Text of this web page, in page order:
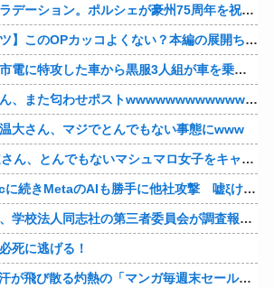
まさかの「上下」グラデーション。ポルシェが豪州75周年を祝う特別モデル「911 Turbo S Land Down Under」を発表、1951年の「見果てぬ夢」が内外装に再現
【仮面ライダーゼッツ】このOPカッコよくない？本編の展開ちゃんと反映してて完成度高いし
【動画あり】鹿児島市電に特攻した車から黒服3人組が車を乗り捨てて逃走
【悲報】有吉弘行さん、また匂わせポストwwwwwwwwwwwwwwww
大さん、マジでとんでもない事態にwww
【画像】NHK北海道さん、とんでもないマシュマロ女子をキャスターに起用してしまうwwwwwwww
OpenAI、Anthropicに続きMetaのAIも勝手に他社攻撃 嘘ξけど何これ流行ってんの？
辺野古転覆ﾀﾋ亡事故、学校法人同志社の第三者委員会が調査報告書を公表 … 安全配慮義務違反や安全管理に関する検証を妨げた組織風土の存在を指摘
死に逃げる！
【朗報】Amazon、汗が飛び散る灼熱の「マンガ毎週末セール（50%還元）」を開催！他